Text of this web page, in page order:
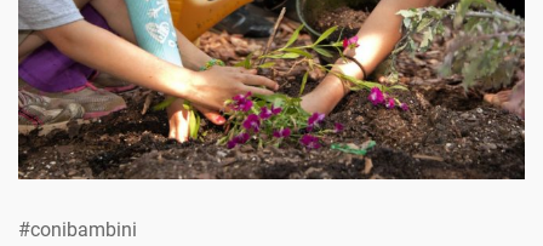
#conibambini